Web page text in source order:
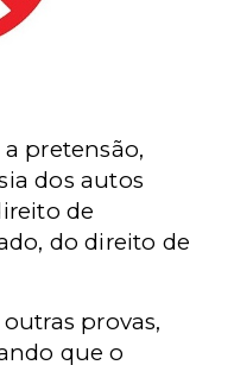
pretensão,
dos autos
de
do direito de
provas,
que o